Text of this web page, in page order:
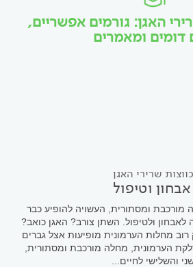
האגן: גורמים אפשריים,
דומים ומאמרים
שרירי האגן
וטיפול
מורכבת ומסתורית, העשויה להופיע כבר
לאבחון ולטיפול. השתן צורב? האגן כואב?
רוב מחלות הערמונית מופיעות אצל גברים
כך דלקת הערמונית, מחלה מורכבת ומסתורית,
והשלישי לחיים...